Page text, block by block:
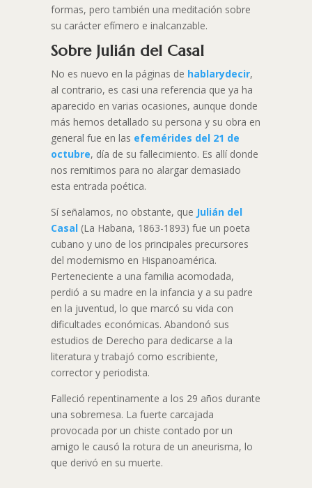
formas, pero también una meditación sobre
su carácter efímero e inalcanzable.
Sobre Julián del Casal
No es nuevo en la páginas de hablarydecir,
al contrario, es casi una referencia que ya ha
aparecido en varias ocasiones, aunque donde
más hemos detallado su persona y su obra en
general fue en las efemérides del 21 de
octubre, día de su fallecimiento. Es allí donde
nos remitimos para no alargar demasiado
esta entrada poética.
Sí señalamos, no obstante, que Julián del
Casal(La Habana, 1863-1893) fue un poeta
cubano y uno de los principales precursores
del modernismo en Hispanoamérica.
Perteneciente a una familia acomodada,
perdió a su madre en la infancia y a su padre
en la juventud, lo que marcó su vida con
dificultades económicas. Abandonó sus
estudios de Derecho para dedicarse a la
literatura y trabajó como escribiente,
corrector y periodista.
Falleció repentinamente a los 29 años durante
una sobremesa. La fuerte carcajada
provocada por un chiste contado por un
amigo le causó la rotura de un aneurisma, lo
que derivó en su muerte.